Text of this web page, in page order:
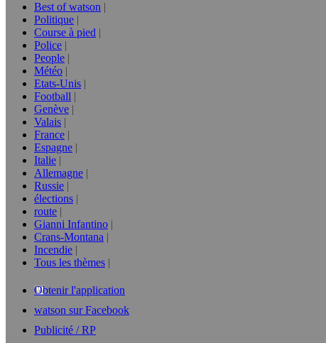
Best of watson
Politique
Course à pied
Police
People
Météo
Etats-Unis
Football
Genève
Valais
France
Espagne
Italie
Allemagne
Russie
élections
route
Gianni Infantino
Crans-Montana
Incendie
Tous les thèmes
Obtenir l'application
watson sur Facebook
Publicité / RP